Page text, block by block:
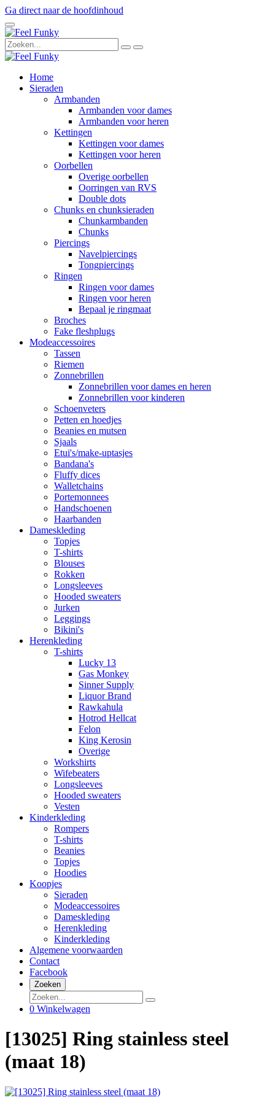
Ga direct naar de hoofdinhoud
Home
Sieraden
Armbanden
Armbanden voor dames
Armbanden voor heren
Kettingen
Kettingen voor dames
Kettingen voor heren
Oorbellen
Overige oorbellen
Oorringen van RVS
Double dots
Chunks en chunksieraden
Chunkarmbanden
Chunks
Piercings
Navelpiercings
Tongpiercings
Ringen
Ringen voor dames
Ringen voor heren
Bepaal je ringmaat
Broches
Fake fleshplugs
Modeaccessoires
Tassen
Riemen
Zonnebrillen
Zonnebrillen voor dames en heren
Zonnebrillen voor kinderen
Schoenveters
Petten en hoedjes
Beanies en mutsen
Sjaals
Etui's/make-uptasjes
Bandana's
Fluffy dices
Walletchains
Portemonnees
Handschoenen
Haarbanden
Dameskleding
Topjes
T-shirts
Blouses
Rokken
Longsleeves
Hooded sweaters
Jurken
Leggings
Bikini's
Herenkleding
T-shirts
Lucky 13
Gas Monkey
Sinner Supply
Liquor Brand
Rawkahula
Hotrod Hellcat
Felon
King Kerosin
Overige
Workshirts
Wifebeaters
Longsleeves
Hooded sweaters
Vesten
Kinderkleding
Rompers
T-shirts
Beanies
Topjes
Hoodies
Koopjes
Sieraden
Modeaccessoires
Dameskleding
Herenkleding
Kinderkleding
Algemene voorwaarden
Contact
Facebook
Zoeken
0 Winkelwagen
[13025] Ring stainless steel
(maat 18)